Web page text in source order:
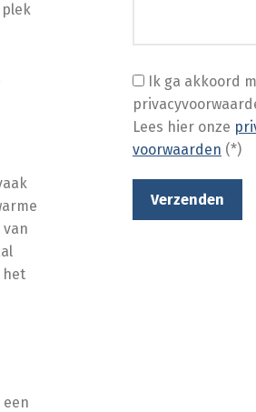
het
Ik ga akkoord
Lees hier onze
voorwaarden (*)